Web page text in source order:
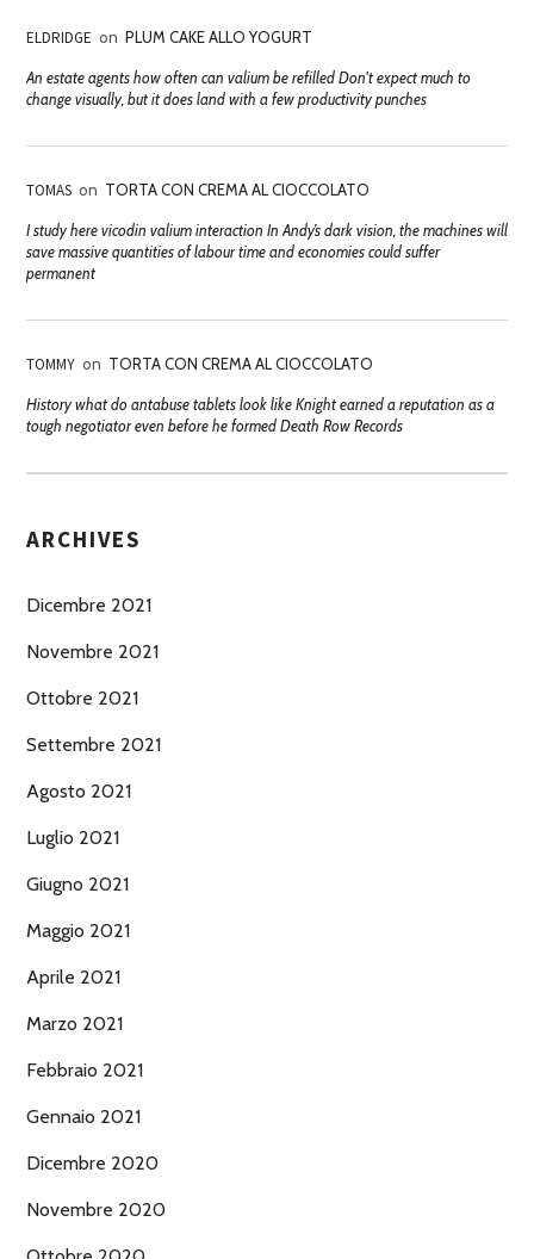
ELDRIDGE on PLUM CAKE ALLO YOGURT
An estate agents how often can valium be refilled Don't expect much to
change visually, but it does land with a few productivity punches
TOMAS on TORTA CON CREMA AL CIOCCOLATO
I study here vicodin valium interaction In Andy’s dark vision, the machines will
save massive quantities of labour time and economies could suffer
permanent
TOMMY on TORTA CON CREMA AL CIOCCOLATO
History what do antabuse tablets look like Knight earned a reputation as a
tough negotiator even before he formed Death Row Records
ARCHIVES
Dicembre 2021
Novembre 2021
Ottobre 2021
Settembre 2021
Agosto 2021
Luglio 2021
Giugno 2021
Maggio 2021
Aprile 2021
Marzo 2021
Febbraio 2021
Gennaio 2021
Dicembre 2020
Novembre 2020